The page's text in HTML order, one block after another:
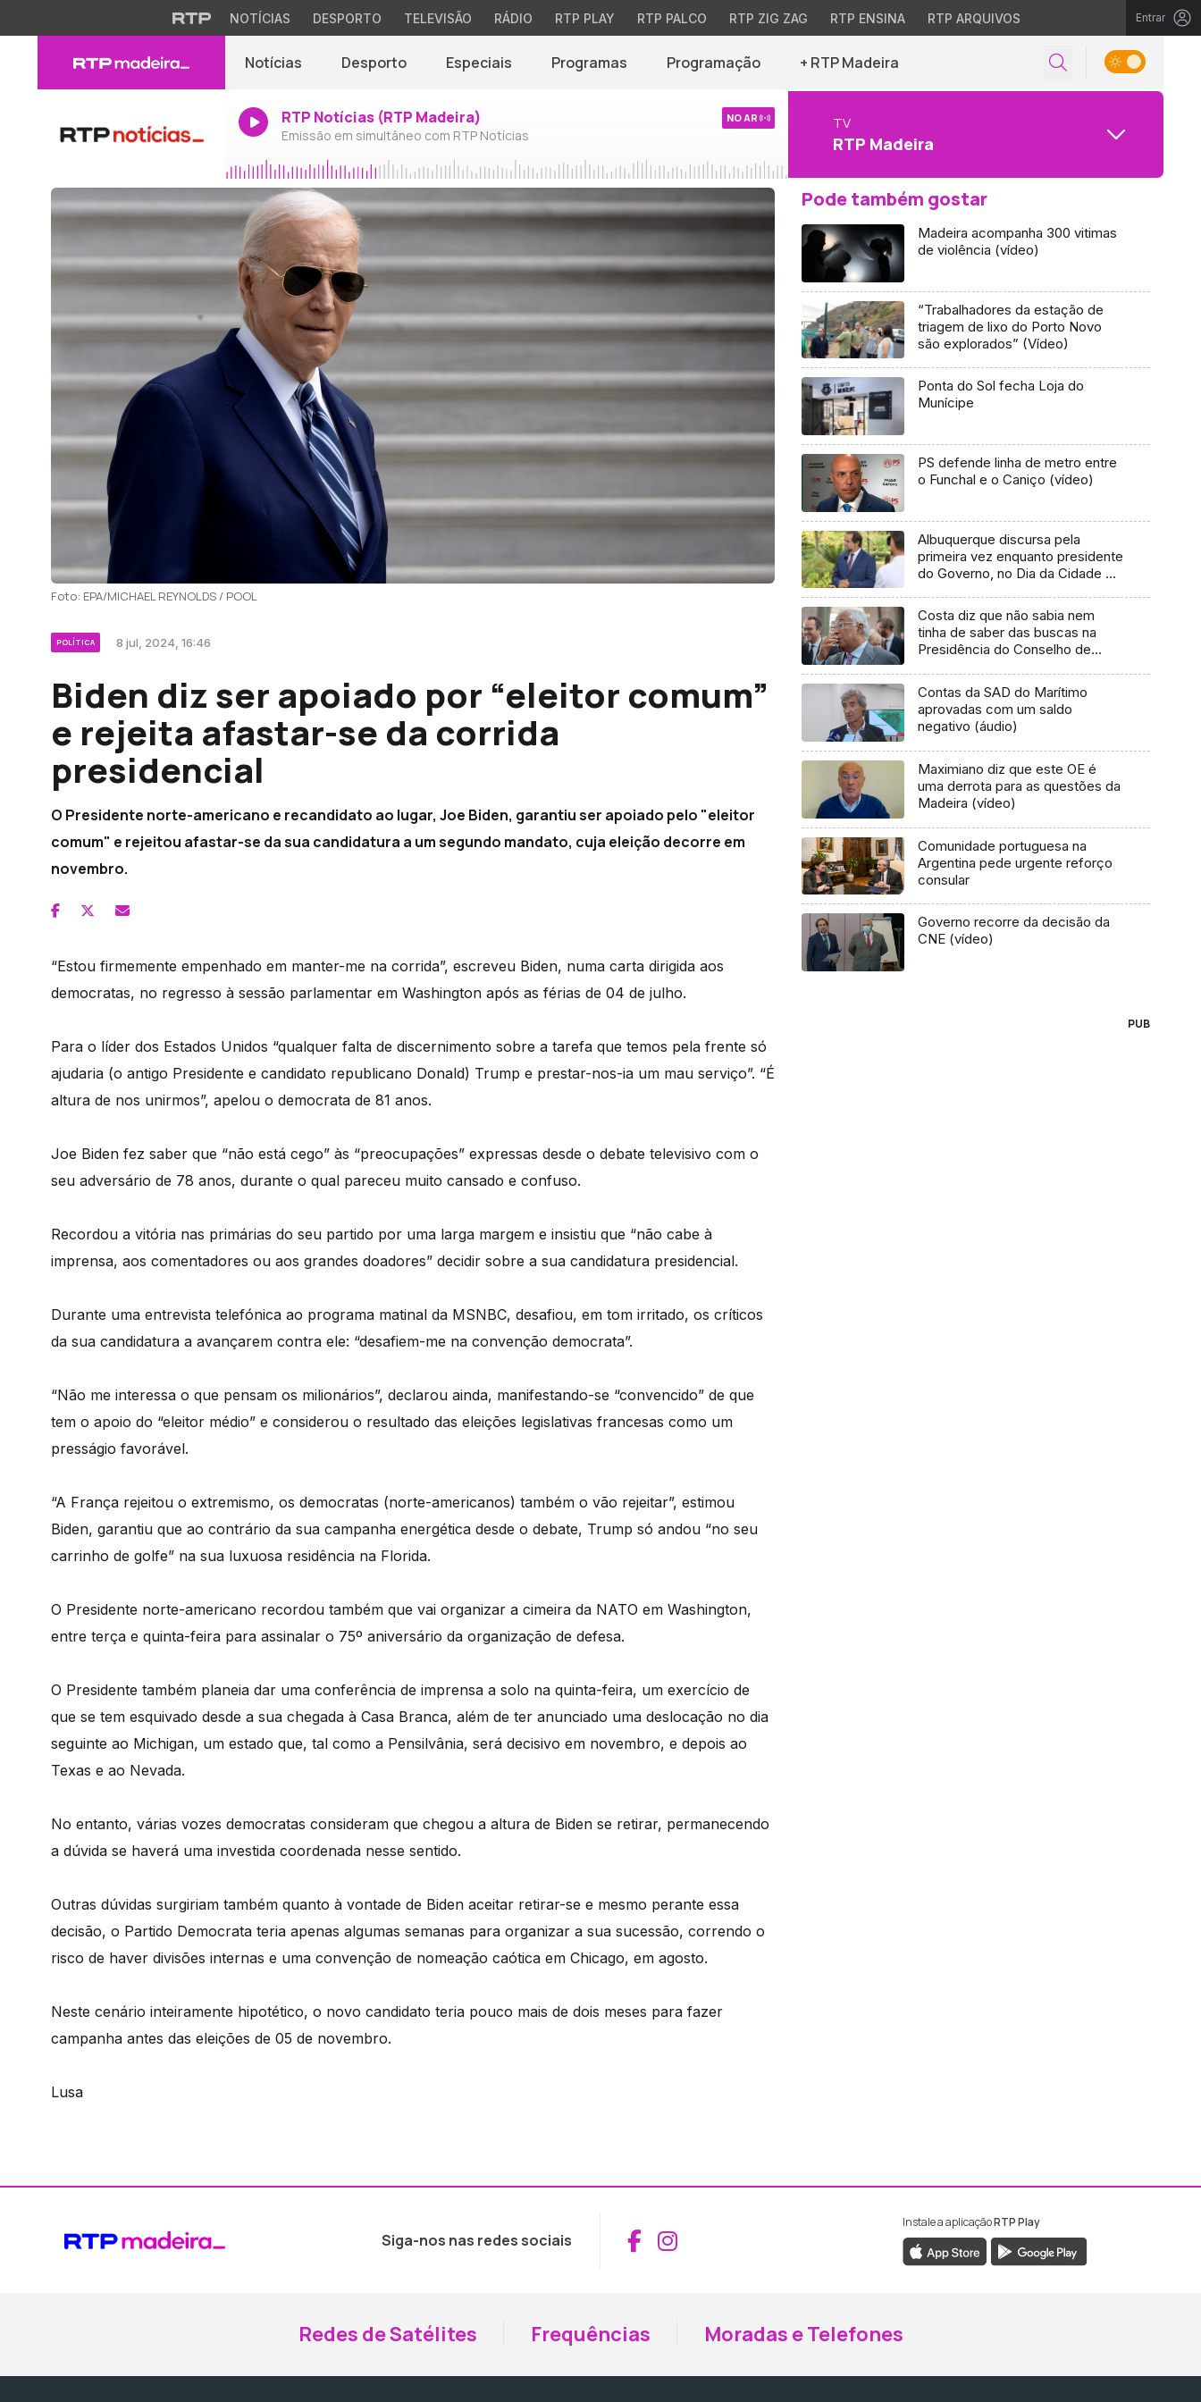
NOTÍCIAS DESPORTO TELEVISÃO RÁDIO RTP PLAY RTP PALCO RTP ZIG ZAG RTP ENSINA RTP ARQUIVOS Entrar
Notícias Desporto Especiais Programas Programação + RTP Madeira
RTP Notícias (RTP Madeira)
Emissão em simultâneo com RTP Notícias
NO AR TV
RTP Madeira
Foto: EPA/MICHAEL REYNOLDS / POOL
POLÍTICA 8 jul, 2024, 16:46
Biden diz ser apoiado por “eleitor comum”
e rejeita afastar-se da corrida
presidencial
O Presidente norte-americano e recandidato ao lugar, Joe Biden, garantiu ser apoiado pelo "eleitor
comum" e rejeitou afastar-se da sua candidatura a um segundo mandato, cuja eleição decorre em
novembro.
“Estou firmemente empenhado em manter-me na corrida”, escreveu Biden, numa carta dirigida aos
democratas, no regresso à sessão parlamentar em Washington após as férias de 04 de julho.
Para o líder dos Estados Unidos “qualquer falta de discernimento sobre a tarefa que temos pela frente só
ajudaria (o antigo Presidente e candidato republicano Donald) Trump e prestar-nos-ia um mau serviço”. “É
altura de nos unirmos”, apelou o democrata de 81 anos.
Joe Biden fez saber que “não está cego” às “preocupações” expressas desde o debate televisivo com o
seu adversário de 78 anos, durante o qual pareceu muito cansado e confuso.
Recordou a vitória nas primárias do seu partido por uma larga margem e insistiu que “não cabe à
imprensa, aos comentadores ou aos grandes doadores” decidir sobre a sua candidatura presidencial.
Durante uma entrevista telefónica ao programa matinal da MSNBC, desafiou, em tom irritado, os críticos
da sua candidatura a avançarem contra ele: “desafiem-me na convenção democrata”.
“Não me interessa o que pensam os milionários”, declarou ainda, manifestando-se “convencido” de que
tem o apoio do “eleitor médio” e considerou o resultado das eleições legislativas francesas como um
presságio favorável.
“A França rejeitou o extremismo, os democratas (norte-americanos) também o vão rejeitar”, estimou
Biden, garantiu que ao contrário da sua campanha energética desde o debate, Trump só andou “no seu
carrinho de golfe” na sua luxuosa residência na Florida.
O Presidente norte-americano recordou também que vai organizar a cimeira da NATO em Washington,
entre terça e quinta-feira para assinalar o 75º aniversário da organização de defesa.
O Presidente também planeia dar uma conferência de imprensa a solo na quinta-feira, um exercício de
que se tem esquivado desde a sua chegada à Casa Branca, além de ter anunciado uma deslocação no dia
seguinte ao Michigan, um estado que, tal como a Pensilvânia, será decisivo em novembro, e depois ao
Texas e ao Nevada.
No entanto, várias vozes democratas consideram que chegou a altura de Biden se retirar, permanecendo
a dúvida se haverá uma investida coordenada nesse sentido.
Outras dúvidas surgiriam também quanto à vontade de Biden aceitar retirar-se e mesmo perante essa
decisão, o Partido Democrata teria apenas algumas semanas para organizar a sua sucessão, correndo o
risco de haver divisões internas e uma convenção de nomeação caótica em Chicago, em agosto.
Neste cenário inteiramente hipotético, o novo candidato teria pouco mais de dois meses para fazer
campanha antes das eleições de 05 de novembro.
Lusa
Pode também gostar
Madeira acompanha 300 vitimas
de violência (vídeo)
“Trabalhadores da estação de
triagem de lixo do Porto Novo
são explorados” (Vídeo)
Ponta do Sol fecha Loja do
Munícipe
PS defende linha de metro entre
o Funchal e o Caniço (vídeo)
Albuquerque discursa pela
primeira vez enquanto presidente
do Governo, no Dia da Cidade do
Costa diz que não sabia nem
tinha de saber das buscas na
Presidência do Conselho de
Contas da SAD do Marítimo
aprovadas com um saldo
negativo (áudio)
Maximiano diz que este OE é
uma derrota para as questões da
Madeira (vídeo)
Comunidade portuguesa na
Argentina pede urgente reforço
consular
Governo recorre da decisão da
CNE (vídeo)
PUB
Siga-nos nas redes sociais Aceder ao Facebook da RTP Madeira
Aceder ao Instagram da RTP Madeira
Instale a aplicaçãoRTP Play
Redes de Satélites Frequências Moradas e Telefones